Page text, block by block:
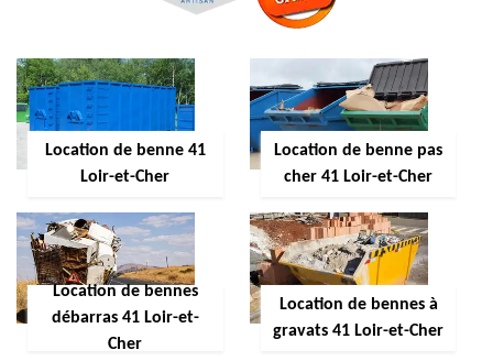
Location de benne 41
Loir-et-Cher
Location de benne pas
cher 41 Loir-et-Cher
Location de bennes
débarras 41 Loir-et-
Cher
Location de bennes à
gravats 41 Loir-et-Cher